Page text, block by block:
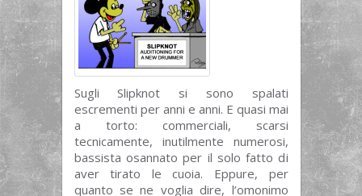
Sugli Slipknot si sono spalati
escrementi per anni e anni. E quasi mai
a torto: commerciali, scarsi
tecnicamente, inutilmente numerosi,
bassista osannato per il solo fatto di
aver tirato le cuoia. Eppure, per
quanto se ne voglia dire, l’omonimo